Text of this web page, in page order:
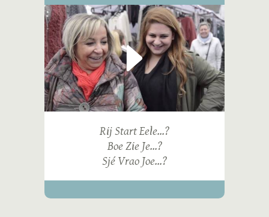
Rij Start Eele...?
Boe Zie Je...?
Sjé Vrao Joe...?